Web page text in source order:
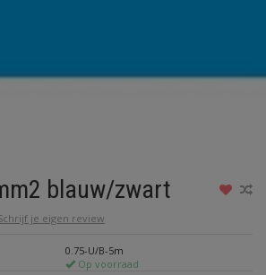
blauw/zwart
je eigen review
0.75-U/B-5m
Op voorraad